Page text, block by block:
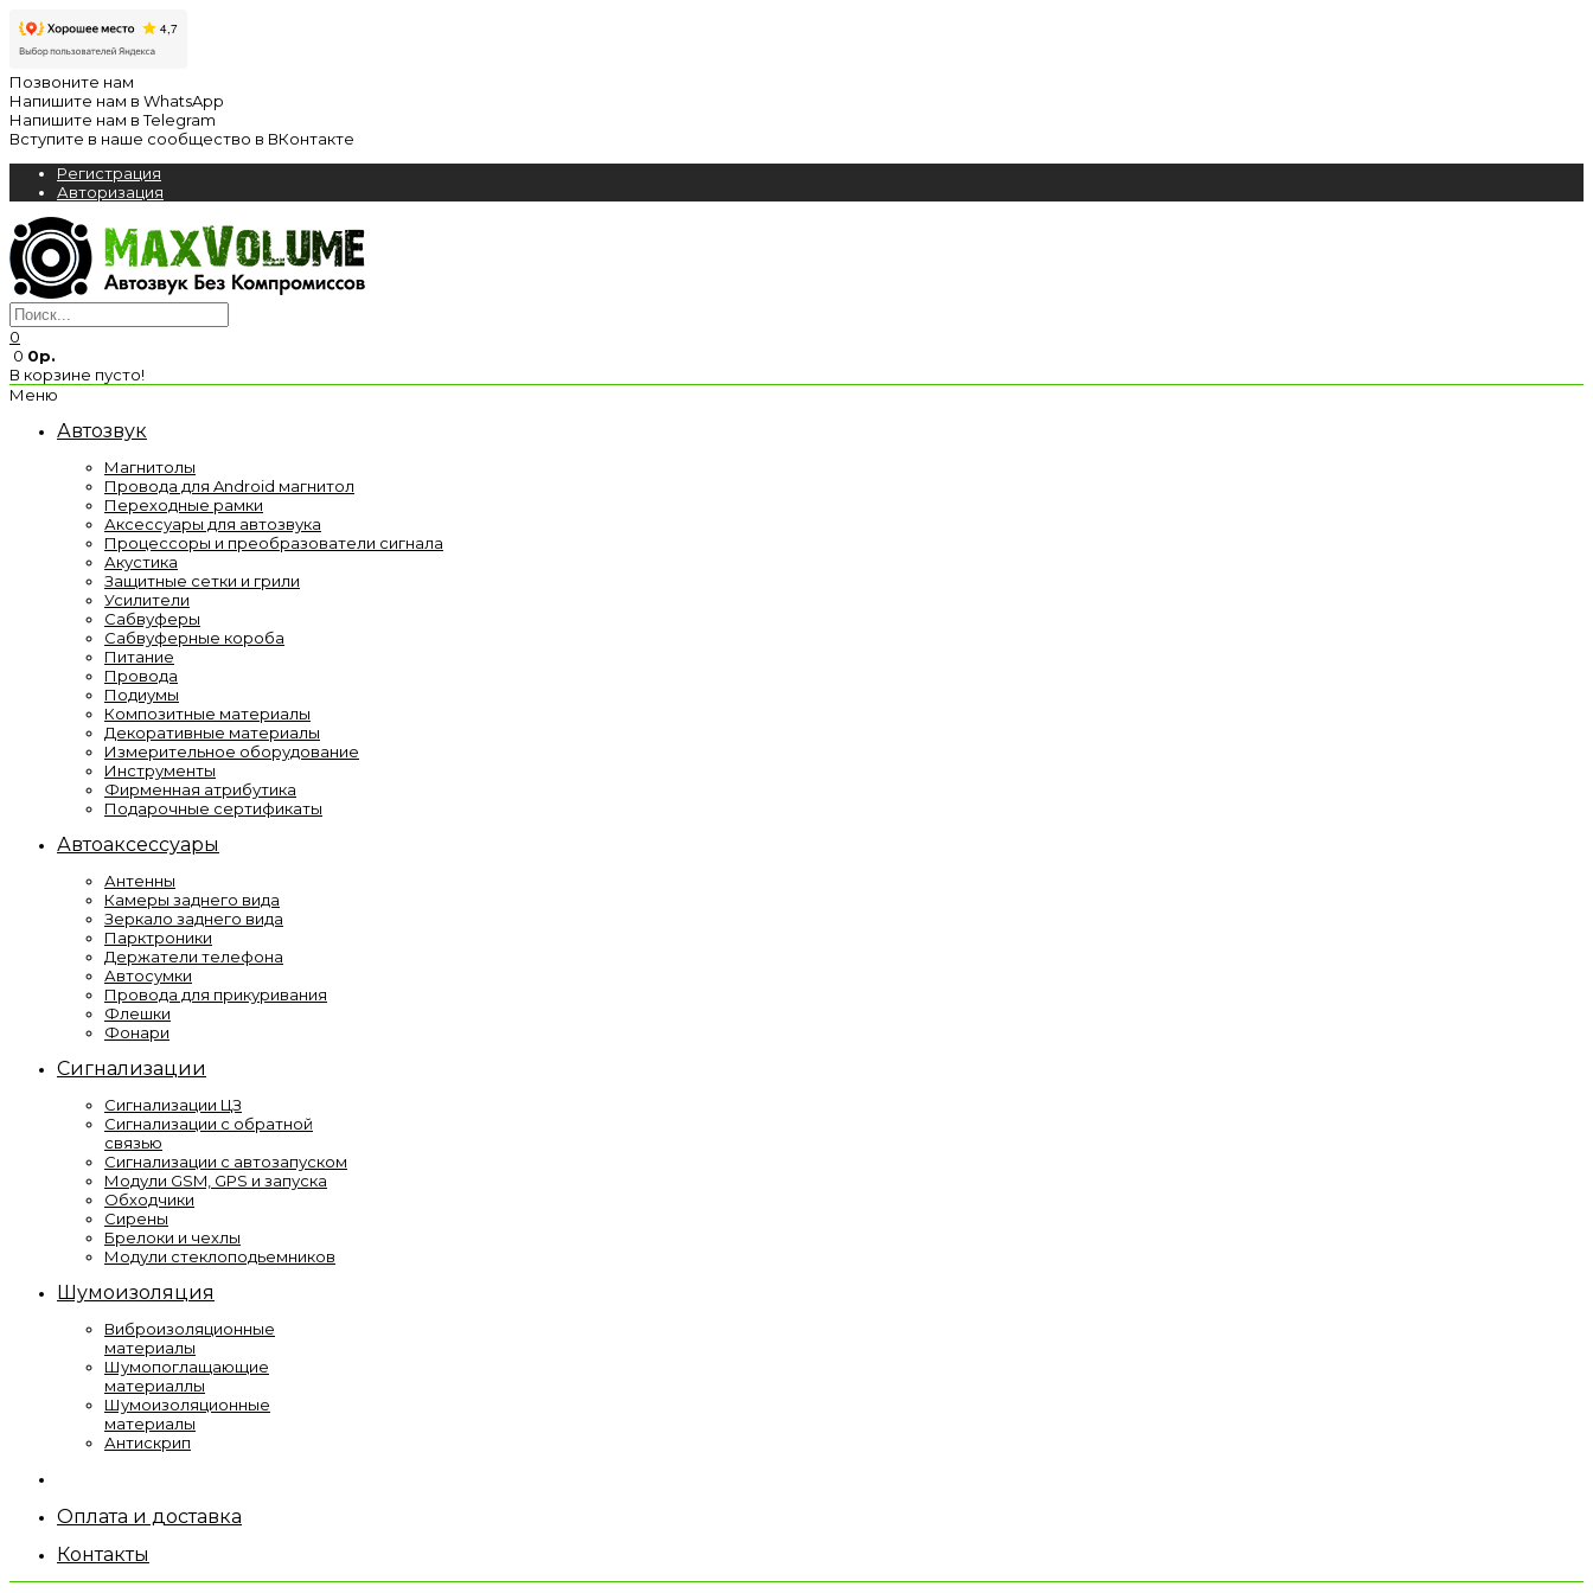
Позвоните нам
Напишите нам в WhatsApp
Напишите нам в Telegram
Вступите в наше сообщество в ВКонтакте
Регистрация
Авторизация
0
0 0р.
В корзине пусто!
Меню
Автозвук
Магнитолы
Провода для Android магнитол
Переходные рамки
Аксессуары для автозвука
Процессоры и преобразователи сигнала
Акустика
Защитные сетки и грили
Усилители
Сабвуферы
Сабвуферные короба
Питание
Провода
Подиумы
Композитные материалы
Декоративные материалы
Измерительное оборудование
Инструменты
Фирменная атрибутика
Подарочные сертификаты
Автоаксессуары
Антенны
Камеры заднего вида
Зеркало заднего вида
Парктроники
Держатели телефона
Автосумки
Провода для прикуривания
Флешки
Фонари
Сигнализации
Сигнализации ЦЗ
Сигнализации с обратной
связью
Сигнализации с автозапуском
Модули GSM, GPS и запуска
Обходчики
Сирены
Брелоки и чехлы
Модули стеклоподьемников
Шумоизоляция
Виброизоляционные
материалы
Шумопоглащающие
материаллы
Шумоизоляционные
материалы
Антискрип
Оплата и доставка
Контакты